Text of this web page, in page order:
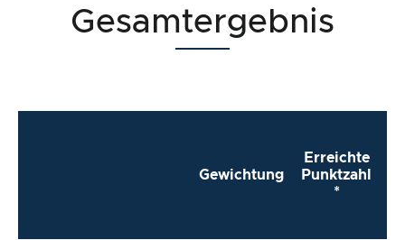
Gesamtergebnis
Gewichtung
Erreichte
Punktzahl
*